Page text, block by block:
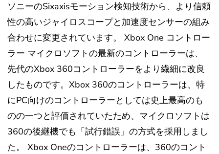
ソニーのSixaxisモーション検知技術から、より信頼
性の高いジャイロスコープと加速度センサーの組み
合わせに変更されています。 Xbox One コントロー
ラー マイクロソフトの最新のコントローラーは、
先代のXbox 360コントローラーをより繊細に改良
したものです。Xbox 360のコントローラーは、特
にPC向けのコントローラーとしては史上最高のも
のの一つと評価されていたため、マイクロソフトは
360の後継機でも「試行錯誤」の方式を採用しまし
た。 Xbox Oneのコントローラーは、360のコント